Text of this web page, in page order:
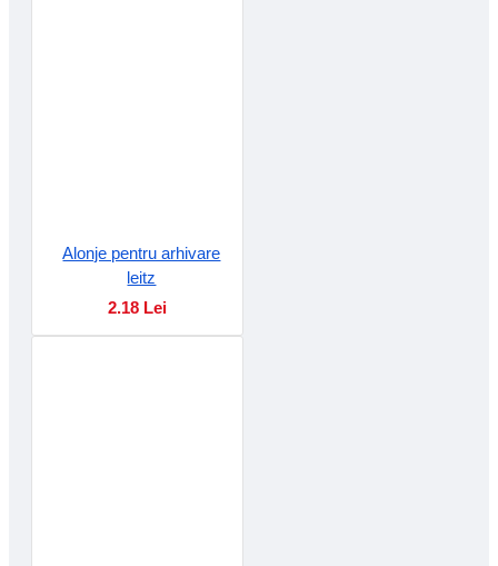
Alonje pentru arhivare
leitz
2.18 Lei